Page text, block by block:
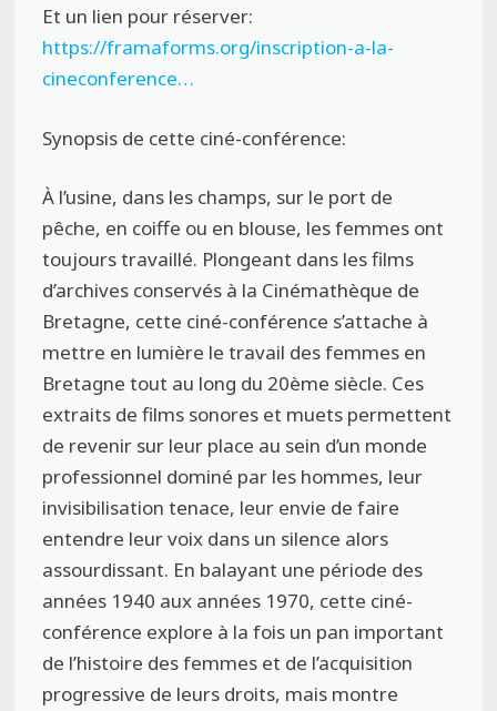
Et un lien pour réserver:
https://framaforms.org/inscription-a-la-
cineconference…
Synopsis de cette ciné-conférence:
À l’usine, dans les champs, sur le port de
pêche, en coiffe ou en blouse, les femmes ont
toujours travaillé. Plongeant dans les films
d’archives conservés à la Cinémathèque de
Bretagne, cette ciné-conférence s’attache à
mettre en lumière le travail des femmes en
Bretagne tout au long du 20ème siècle. Ces
extraits de films sonores et muets permettent
de revenir sur leur place au sein d’un monde
professionnel dominé par les hommes, leur
invisibilisation tenace, leur envie de faire
entendre leur voix dans un silence alors
assourdissant. En balayant une période des
années 1940 aux années 1970, cette ciné-
conférence explore à la fois un pan important
de l’histoire des femmes et de l’acquisition
progressive de leurs droits, mais montre